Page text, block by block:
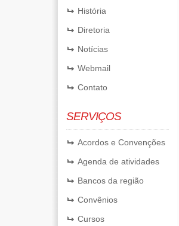
História
Diretoria
Notícias
Webmail
Contato
SERVIÇOS
Acordos e Convenções
Agenda de atividades
Bancos da região
Convênios
Cursos